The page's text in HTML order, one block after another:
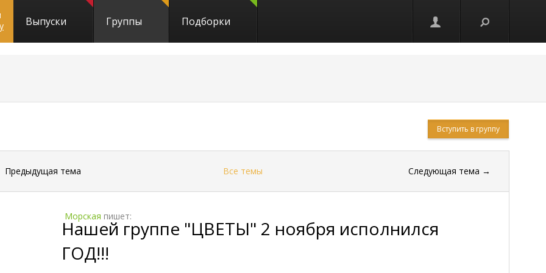
Выпуски Группы Подборки
Вступить в группу
Предыдущая тема Все темы Следующая тема →
Морская пишет:
Нашей группе "ЦВЕТЫ" 2 ноября исполнился
ГОД!!!